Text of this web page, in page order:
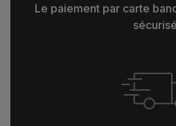
Le paiement par carte
sécurisé